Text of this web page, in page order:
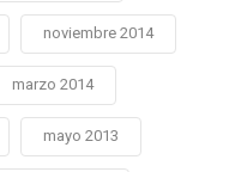
noviembre 2014
marzo 2014
mayo 2013